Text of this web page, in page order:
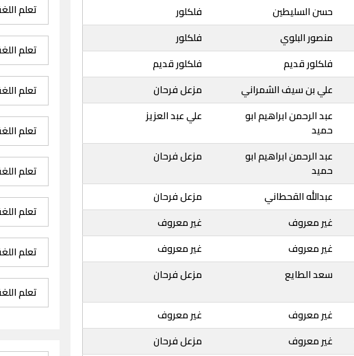
حسن السليطين
فلكلور
منصور البلوي
فلكلور
فلكلور قديم
فلكلور قديم
علي بن سيف الشمراني
مزعل فرحان
عبد الرحمن ابراهيم ابو
حميد
علي عبد العزيز
عبد الرحمن ابراهيم ابو
حميد
مزعل فرحان
عبدالله القحطاني
مزعل فرحان
غير معروف
غير معروف
غير معروف
غير معروف
سعد الطايع مزعل فرحان
غير معروف
غير معروف
غير معروف
مزعل فرحان
تعلم
تعلم
تعلم
تعلم
تعلم
تعلم
تعلم
تعلم